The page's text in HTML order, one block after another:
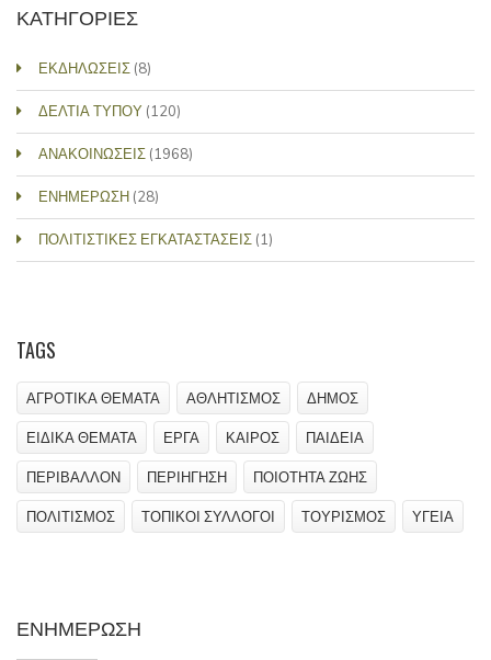
ΚΑΤΗΓΟΡΙΕΣ
ΕΚΔΗΛΩΣΕΙΣ (8)
ΔΕΛΤΙΑ ΤΥΠΟΥ (120)
ΑΝΑΚΟΙΝΩΣΕΙΣ (1968)
ΕΝΗΜΕΡΩΣΗ (28)
ΠΟΛΙΤΙΣΤΙΚΕΣ ΕΓΚΑΤΑΣΤΑΣΕΙΣ (1)
TAGS
ΑΓΡΟΤΙΚΑ ΘΕΜΑΤΑ ΑΘΛΗΤΙΣΜΟΣ ΔΗΜΟΣ
ΕΙΔΙΚΑ ΘΕΜΑΤΑ ΕΡΓΑ ΚΑΙΡΟΣ ΠΑΙΔΕΙΑ
ΠΕΡΙΒΑΛΛΟΝ ΠΕΡΙΗΓΗΣΗ ΠΟΙΟΤΗΤΑ ΖΩΗΣ
ΠΟΛΙΤΙΣΜΟΣ ΤΟΠΙΚΟΙ ΣΥΛΛΟΓΟΙ ΤΟΥΡΙΣΜΟΣ ΥΓΕΙΑ
ΕΝΗΜΕΡΩΣΗ